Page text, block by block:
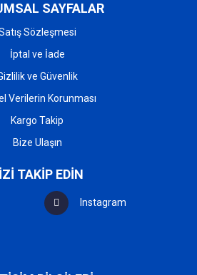
SAYFALAR
Sözleşmesi
İptal ve İade
ve Güvenlik
Verilerin Korunması
Kargo Takip
Bize Ulaşın
TAKİP EDİN
Instagram